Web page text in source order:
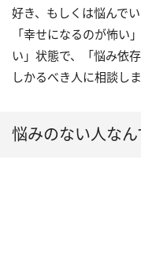
好き、もしくは悩んで
「幸せになるのが怖い
い」状態で、「悩み依
しかるべき人に相談しま
悩みのない人な